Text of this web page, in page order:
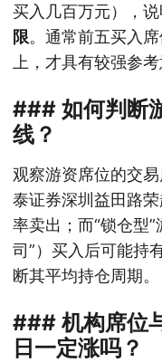
买入几百万元），
限。通常前五买入
上，才具有较强参考
### 如何判断
线？
观察游资席位的交
泰证券深圳益田路
率卖出；而“锁仓型
司”）买入后可能持
断其平均持仓周期。
### 机构席位
日一定涨吗？